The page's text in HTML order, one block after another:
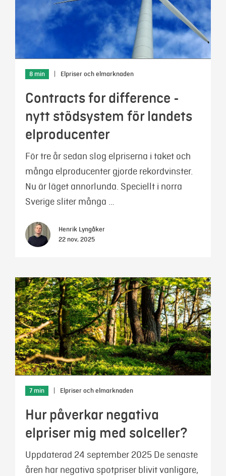
8 min Elpriser och elmarknaden
Contracts for difference -
nytt stödsystem för landets
elproducenter
För tre år sedan slog elpriserna i taket och
många elproducenter gjorde rekordvinster.
Nu är läget annorlunda. Speciellt i norra
Sverige sliter många …
Henrik Lyngåker
22 nov, 2025
7 min Elpriser och elmarknaden
Hur påverkar negativa
elpriser mig med solceller?
Uppdaterad 24 september 2025 De senaste
åren har negativa spotpriser blivit vanligare,